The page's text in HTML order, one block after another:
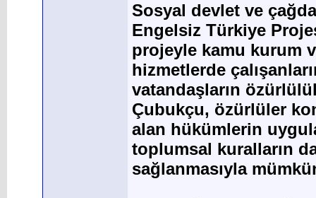
Sosyal devlet ve
Engelsiz Türkiye
projeyle kamu kurum
hizmetlerde
vatandaşların
Çubukçu, özürlüler
alan hükümlerin
toplumsal kuralların
sağlanmasıyla